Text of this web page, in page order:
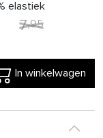
elastiek
7,95
In winkelwagen